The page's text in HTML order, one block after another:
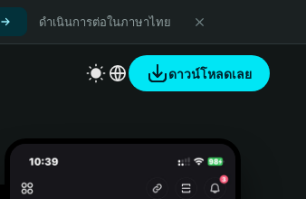
ดำเนินการต่อในภาษาไทย
ดาวน์โหลดเลย